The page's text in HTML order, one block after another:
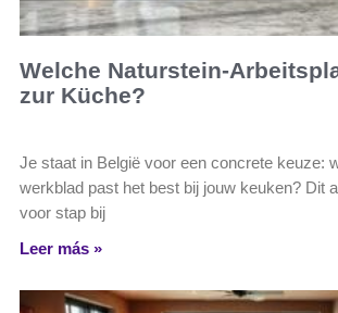
Welche Naturstein-
zur Küche?
Je staat in België voor een concrete keuze:
werkblad past het best bij jouw keuken? Dit
voor stap bij
Leer más »